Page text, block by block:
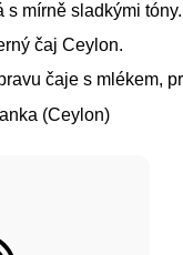
s mírně sladkými tóny.
čaj Ceylon.
čaje s mlékem,
(Ceylon)